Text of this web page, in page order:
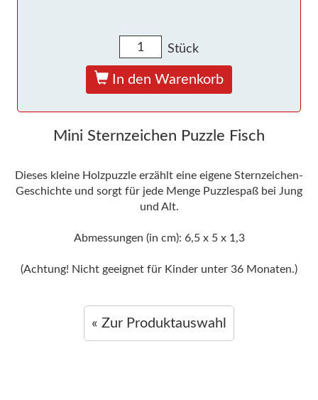
Stück
In den Warenkorb
Mini Sternzeichen Puzzle Fisch
Dieses kleine Holzpuzzle erzählt eine eigene Sternzeichen-
Geschichte und sorgt für jede Menge Puzzlespaß bei Jung
und Alt.
Abmessungen (in cm): 6,5 x 5 x 1,3
(Achtung! Nicht geeignet für Kinder unter 36 Monaten.)
« Zur Produktauswahl